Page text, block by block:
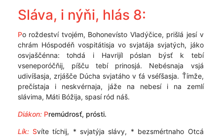
Sláva, i nýňi, hlás 8:
Po roždeství tvojém, Bohonevísto Vladýčice, prišlá jesí v
chrám Hóspodéň vospitátisja vo svjatája svjatých, jáko
osvjaščénna: tohdá i Havrijíl póslan býsť k tebí
vseneporóčňij, píšču tebí prinosjá. Nebésnaja vsjá
udivíšasja, zrjášče Dúcha svjatáho v ťá vséľšasja. Ťímže,
prečístaja i neskvérnaja, jáže na nebesí i na zemlí
slávima, Máti Bóžija, spasí ród náš.
Diákon: Premúdrosť, prósti.
Lík: Svíte tíchij, * svjatýja slávy, * bezsmértnaho Otcá